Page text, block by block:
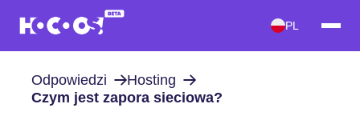
PL
Odpowiedzi
Hosting
Czym jest zapora sieciowa?